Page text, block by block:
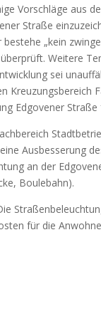
Vorschläge aus
Straße
„kein
Weitere
sei
Kreuzungsbereich
Edgovener
Ausbesserung
an der
Boulebahn).
für die